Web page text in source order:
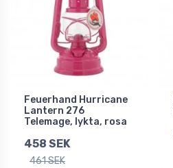
Feuerhand Hurricane
Lantern 276
Telemage, lykta, rosa
458 SEK
461 SEK